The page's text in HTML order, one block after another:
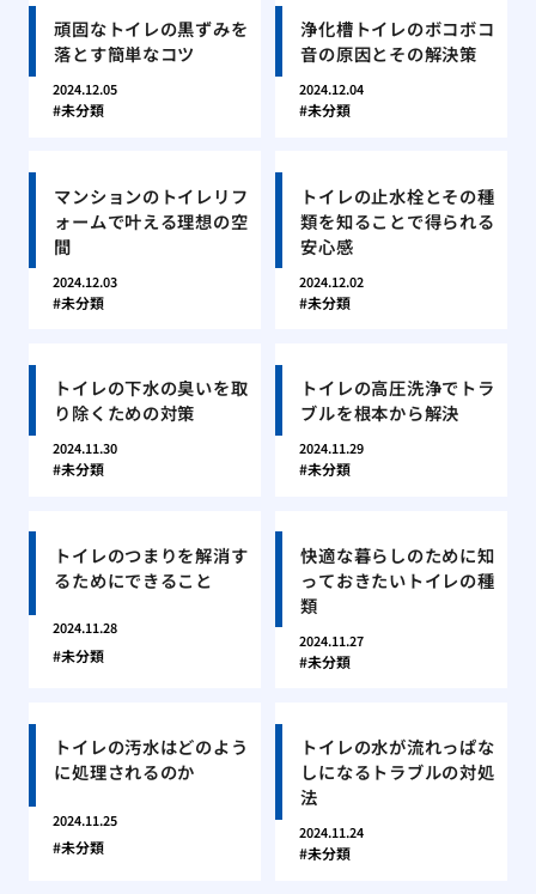
頑固なトイレの黒ずみを
落とす簡単なコツ
2024.12.05
未分類
浄化槽トイレのボコボコ
音の原因とその解決策
2024.12.04
未分類
マンションのトイレリフ
ォームで叶える理想の空
間
2024.12.03
未分類
トイレの止水栓とその種
類を知ることで得られる
安心感
2024.12.02
未分類
トイレの下水の臭いを取
り除くための対策
2024.11.30
未分類
トイレの高圧洗浄でトラ
ブルを根本から解決
2024.11.29
未分類
トイレのつまりを解消す
るためにできること
2024.11.28
未分類
快適な暮らしのために知
っておきたいトイレの種
類
2024.11.27
未分類
トイレの汚水はどのよう
に処理されるのか
2024.11.25
未分類
トイレの水が流れっぱな
しになるトラブルの対処
法
2024.11.24
未分類